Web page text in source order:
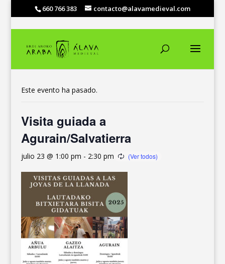
660 766 383 contacto@alavamedieval.com
Este evento ha pasado.
Visita guiada a
Agurain/Salvatierra
julio 23 @ 1:00 pm - 2:30 pm